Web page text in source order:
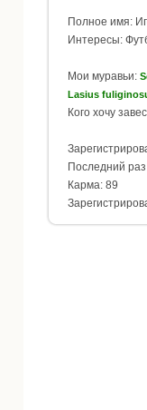
Полное имя:
Интересы:
Мои муравьи:
Lasius
Кого хочу
Последний
Карма: 89